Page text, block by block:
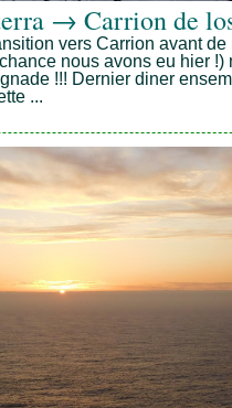
→ Carrion de
vers Carrion avant
nous avons eu hier !)
!!! Dernier diner
...